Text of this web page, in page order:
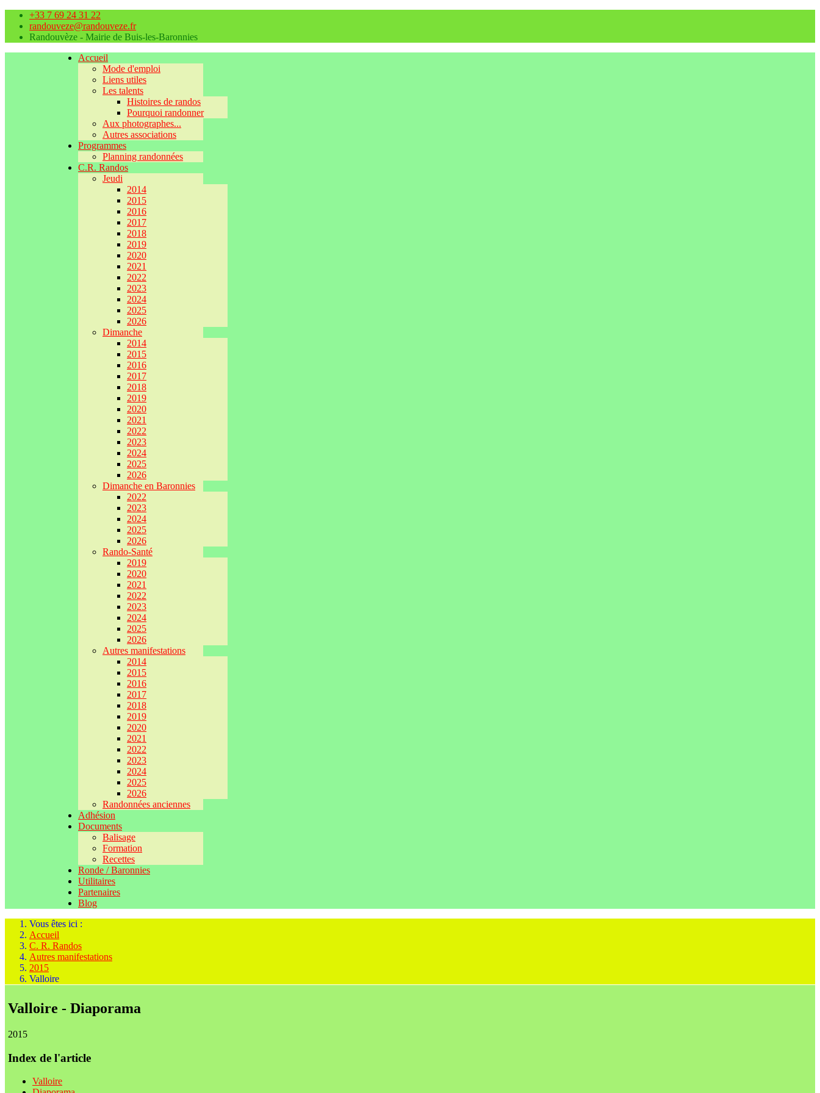
+33 7 69 24 31 22
randouveze@randouveze.fr
Randouvèze - Mairie de Buis-les-Baronnies
Accueil
Mode d'emploi
Liens utiles
Les talents
Histoires de randos
Pourquoi randonner
Aux photographes...
Autres associations
Programmes
Planning randonnées
C.R. Randos
Jeudi
2014
2015
2016
2017
2018
2019
2020
2021
2022
2023
2024
2025
2026
Dimanche
2014
2015
2016
2017
2018
2019
2020
2021
2022
2023
2024
2025
2026
Dimanche en Baronnies
2022
2023
2024
2025
2026
Rando-Santé
2019
2020
2021
2022
2023
2024
2025
2026
Autres manifestations
2014
2015
2016
2017
2018
2019
2020
2021
2022
2023
2024
2025
2026
Randonnées anciennes
Adhésion
Documents
Balisage
Formation
Recettes
Ronde / Baronnies
Utilitaires
Partenaires
Blog
Vous êtes ici :
Accueil
C. R. Randos
Autres manifestations
2015
Valloire
Valloire - Diaporama
2015
Index de l'article
Valloire